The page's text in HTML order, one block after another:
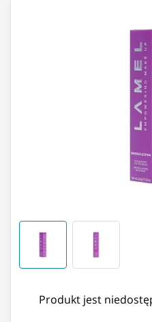
Produkt jest